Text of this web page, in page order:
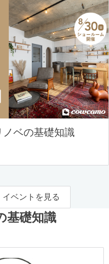
ベの基礎知識
ベントを見る
基礎知識